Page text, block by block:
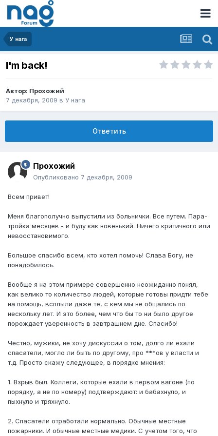
У нага
I'm back!
Автор: Прохожий
7 декабря, 2009 в У нага
Ответить
Прохожий
Опубликовано 7 декабря, 2009
Всем привет!
Меня благополучно выпустили из больнички. Все путем. Пара-
тройка месяцев - и буду как новенький. Ничего критичного или
невосстановимого.
Большое спасибо всем, кто хотел помочь! Слава Богу, не
понадобилось.
Вообще я на этом примере совершенно неожиданно понял,
как велико то количество людей, которые готовы придти тебе
на помощь, всплыли даже те, с кем мы не общались по
нескольку лет. И это более, чем что бы то ни было другое
порождает уверенность в завтрашнем дне. Спасибо!
Честно, мужики, не хочу дискуссии о том, долго ли ехали
спасатели, могло ли быть по другому, про ***ов у власти и
т.д. Просто скажу следующее, в порядке мнения:
1. Взрыв был. Коллеги, которые ехали в первом вагоне (по
порядку, а не по номеру) подтверждают: и бабахнуло, и
пыхнуло и тряхнуло.
2. Спасатели отработали нормально. Обычные местные
пожарники. И обычные местные медики. С учетом того, что